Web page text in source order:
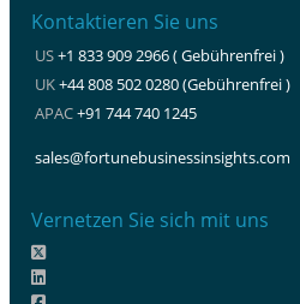
Kontaktieren Sie uns
US+1 833 909 2966 ( Gebührenfrei )
UK+44 808 502 0280 (Gebührenfrei )
APAC+91 744 740 1245
sales@fortunebusinessinsights.com
Vernetzen Sie sich mit uns